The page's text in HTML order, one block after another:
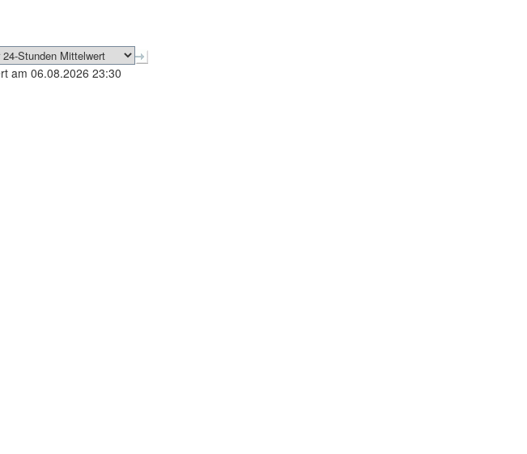
am 06.08.2026 23:30